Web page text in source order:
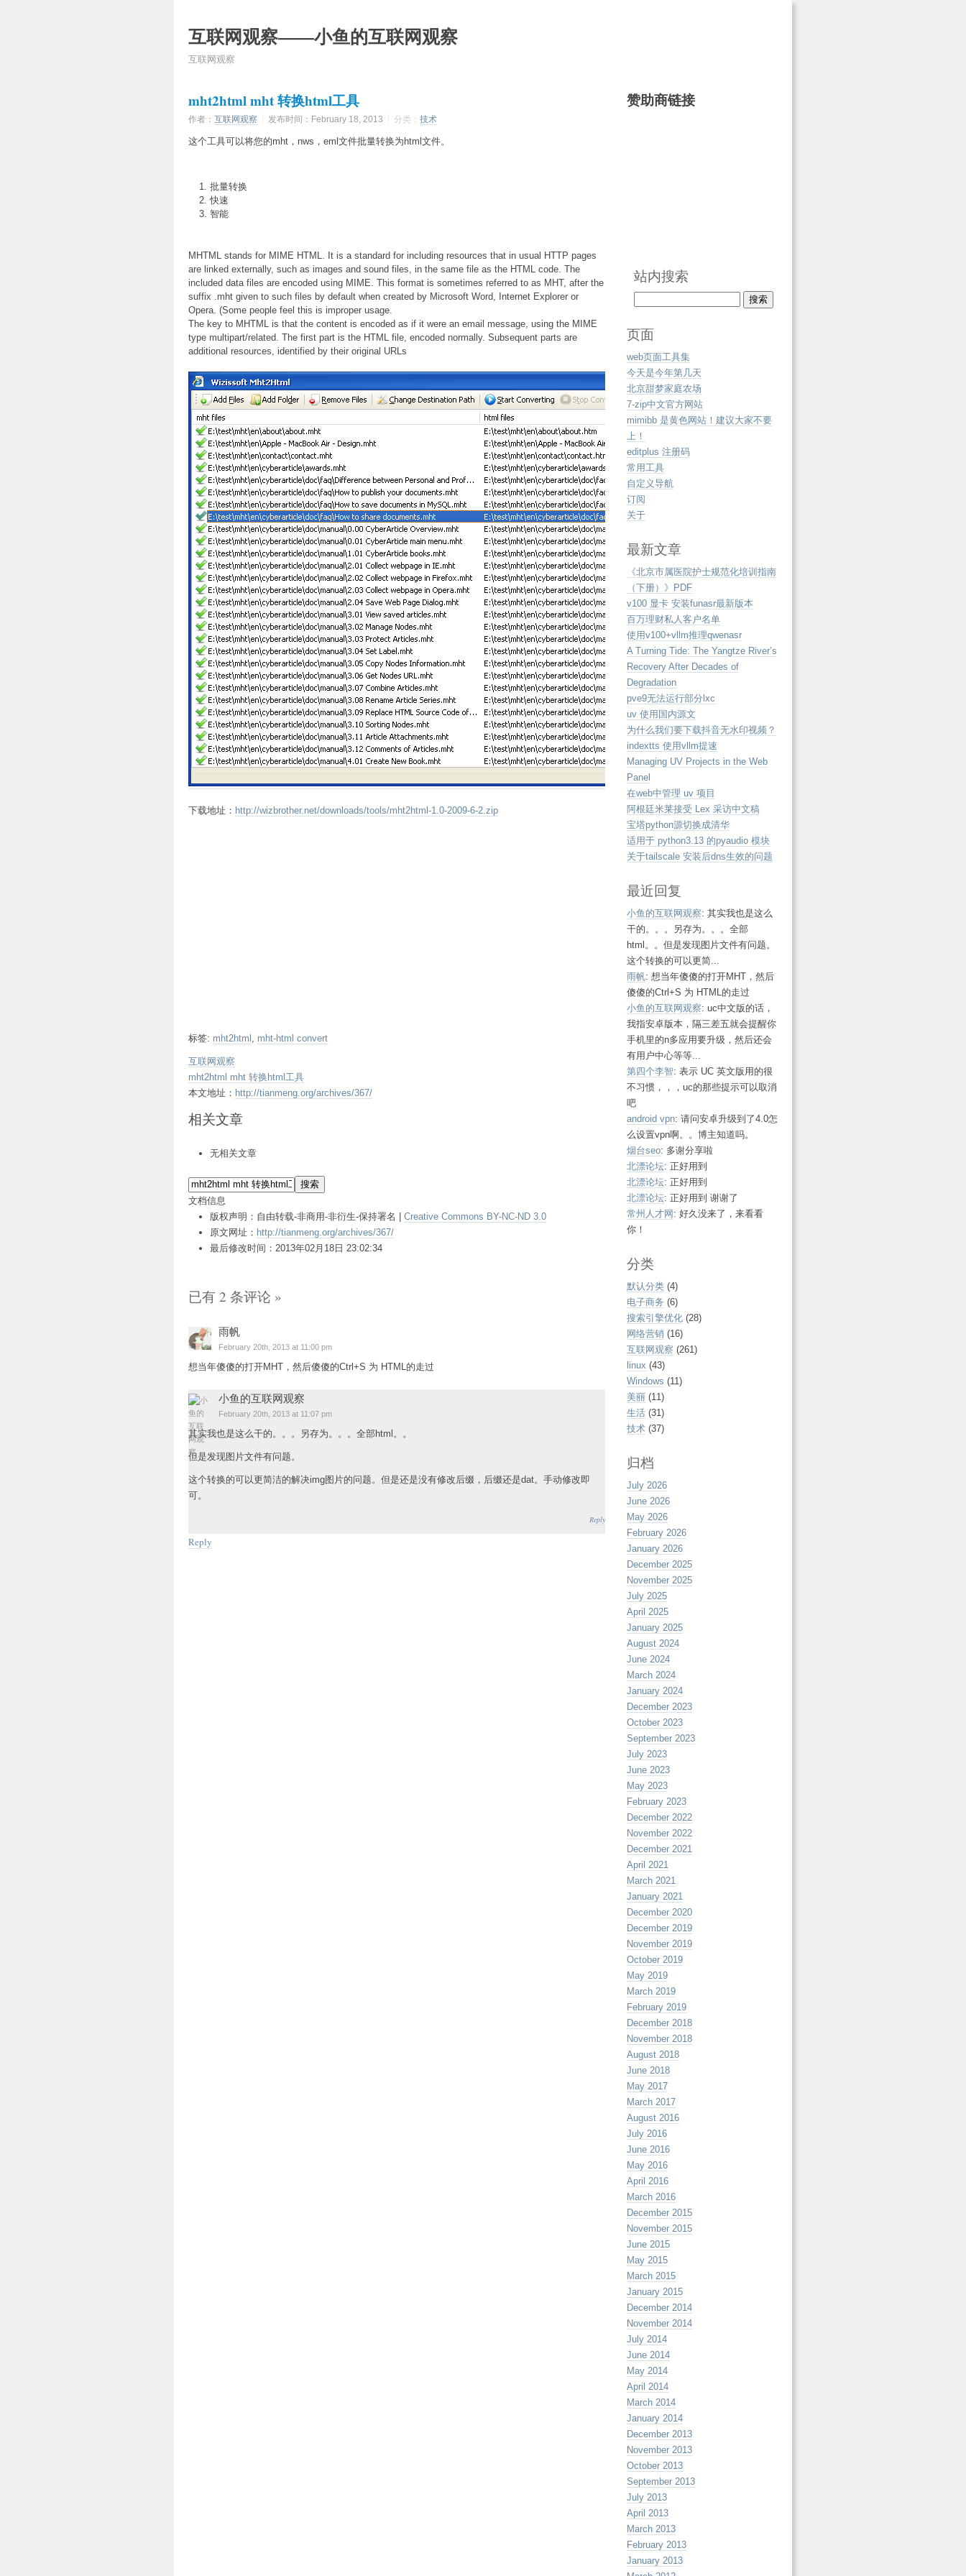
互联网观察——小鱼的互联网观察
互联网观察
mht2html mht 转换html工具
作者： 互联网观察 发布时间：February 18, 2013 分类： 技术
这个工具可以将您的mht，nws，eml文件批量转换为html文件。
批量转换
快速
智能
MHTML stands for MIME HTML. It is a standard for including resources that in usual HTTP pages
are linked externally, such as images and sound files, in the same file as the HTML code. The
included data files are encoded using MIME. This format is sometimes referred to as MHT, after the
suffix .mht given to such files by default when created by Microsoft Word, Internet Explorer or
Opera. (Some people feel this is improper usage.
The key to MHTML is that the content is encoded as if it were an email message, using the MIME
type multipart/related. The first part is the HTML file, encoded normally. Subsequent parts are
additional resources, identified by their original URLs
下载地址： http://wizbrother.net/downloads/tools/mht2html-1.0-2009-6-2.zip
标签: mht2html , mht-html convert
互联网观察
mht2html mht 转换html工具
本文地址： http://tianmeng.org/archives/367/
相关文章
无相关文章
文档信息
版权声明：自由转载-非商用-非衍生-保持署名 | Creative Commons BY-NC-ND 3.0
原文网址： http://tianmeng.org/archives/367/
最后修改时间：2013年02月18日 23:02:34
已有 2 条评论 »
雨帆
February 20th, 2013 at 11:00 pm
想当年傻傻的打开MHT，然后傻傻的Ctrl+S 为 HTML的走过
小鱼的互联网观察
February 20th, 2013 at 11:07 pm
其实我也是这么干的。。。另存为。。。全部html。。
但是发现图片文件有问题。
这个转换的可以更简洁的解决img图片的问题。但是还是没有修改后缀，后缀还是dat。手动修改即
可。
Reply
Reply
赞助商链接
站内搜索
页面
web页面工具集
今天是今年第几天
北京甜梦家庭农场
7-zip中文官方网站
mimibb 是黄色网站！建议大家不要
上！
editplus 注册码
常用工具
自定义导航
订阅
关于
最新文章
《北京市属医院护士规范化培训指南
（下册）》PDF
v100 显卡 安装funasr最新版本
百万理财私人客户名单
使用v100+vllm推理qwenasr
A Turning Tide: The Yangtze River’s
Recovery After Decades of
Degradation
pve9无法运行部分lxc
uv 使用国内源文
为什么我们要下载抖音无水印视频？
indextts 使用vllm提速
Managing UV Projects in the Web
Panel
在web中管理 uv 项目
阿根廷米莱接受 Lex 采访中文稿
宝塔python源切换成清华
适用于 python3.13 的pyaudio 模块
关于tailscale 安装后dns生效的问题
最近回复
小鱼的互联网观察: 其实我也是这么
干的。。。另存为。。。全部
html。。但是发现图片文件有问题。
这个转换的可以更简...
雨帆: 想当年傻傻的打开MHT，然后
傻傻的Ctrl+S 为 HTML的走过
小鱼的互联网观察: uc中文版的话，
我指安卓版本，隔三差五就会提醒你
手机里的n多应用要升级，然后还会
有用户中心等等...
第四个李智: 表示 UC 英文版用的很
不习惯，，，uc的那些提示可以取消
吧
android vpn: 请问安卓升级到了4.0怎
么设置vpn啊。。博主知道吗。
烟台seo: 多谢分享啦
北漂论坛: 正好用到
北漂论坛: 正好用到
北漂论坛: 正好用到 谢谢了
常州人才网 : 好久没来了，来看看
你！
分类
默认分类 (4)
电子商务 (6)
搜索引擎优化 (28)
网络营销 (16)
互联网观察 (261)
linux (43)
Windows (11)
美丽 (11)
生活 (31)
技术 (37)
归档
July 2026
June 2026
May 2026
February 2026
January 2026
December 2025
November 2025
July 2025
April 2025
January 2025
August 2024
June 2024
March 2024
January 2024
December 2023
October 2023
September 2023
July 2023
June 2023
May 2023
February 2023
December 2022
November 2022
December 2021
April 2021
March 2021
January 2021
December 2020
December 2019
November 2019
October 2019
May 2019
March 2019
February 2019
December 2018
November 2018
August 2018
June 2018
May 2017
March 2017
August 2016
July 2016
June 2016
May 2016
April 2016
March 2016
December 2015
November 2015
June 2015
May 2015
March 2015
January 2015
December 2014
November 2014
July 2014
June 2014
May 2014
April 2014
March 2014
January 2014
December 2013
November 2013
October 2013
September 2013
July 2013
April 2013
March 2013
February 2013
January 2013